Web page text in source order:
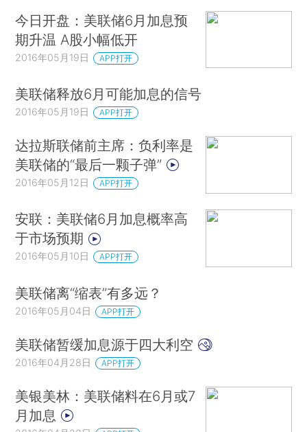
今日开盘：美联储6月加息预
期升温 A股小幅低开
2016年05月19日 APP打开
美联储释放6月可能加息的信号
2016年05月19日 APP打开
达拉斯联储前主席：负利率是
美联储的“最后一颗子弹”
2016年05月12日 APP打开
安联：美联储6月加息概率高
于市场预期
2016年05月10日 APP打开
美联储离“缩表”有多远？
2016年05月04日 APP打开
美联储暂缓加息源于四大利空
2016年04月28日 APP打开
美银美林：美联储料在6月或7
月加息